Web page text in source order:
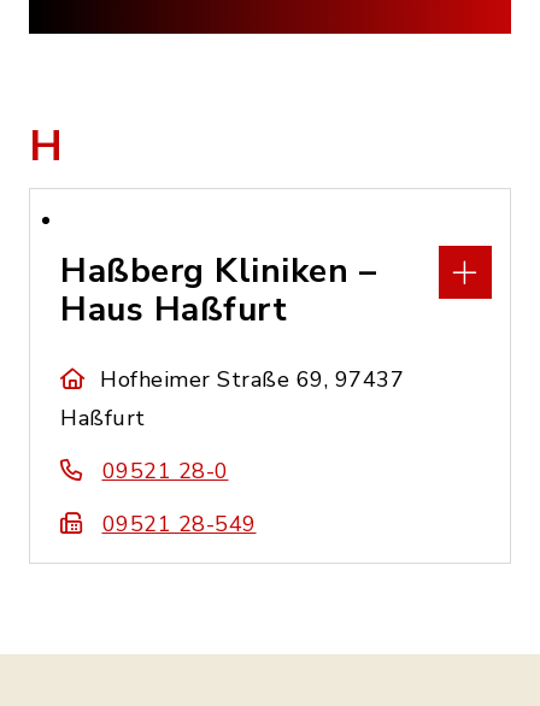
H
Haßberg Kliniken –
Haus Haßfurt
Hofheimer Straße 69, 97437
Haßfurt
09521 28-0
09521 28-549